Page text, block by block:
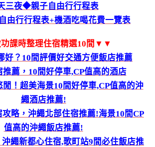
三夜◆親子自由行行程表
由行行程表+機酒吃喝花費一覽表
課時整理住宿精選10間▼▼
好？10間評價好交通方便飯店推薦
推薦，10間好停車,CP值高的酒店
！超美海景10間好停車,CP值高的沖
繩酒店推薦!
略，沖繩北部住宿推薦!海景10間CP
值高的沖繩飯店推薦!
繩新都心住宿,歌町站9間必住飯店推